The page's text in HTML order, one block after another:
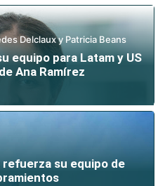
Delclaux y Patricia Beans
equipo para Latam y US
Ana Ramírez
su equipo de